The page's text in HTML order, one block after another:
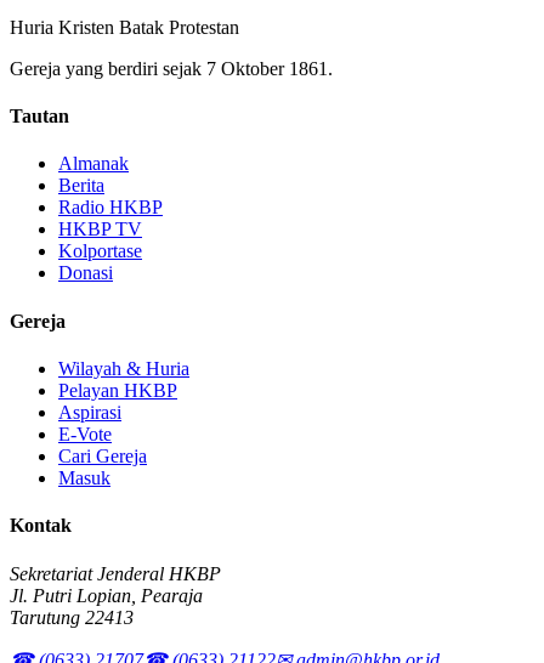
Huria Kristen Batak Protestan
Gereja yang berdiri sejak 7 Oktober 1861.
Tautan
Almanak
Berita
Radio HKBP
HKBP TV
Kolportase
Donasi
Gereja
Wilayah & Huria
Pelayan HKBP
Aspirasi
E-Vote
Cari Gereja
Masuk
Kontak
Sekretariat Jenderal HKBP
Jl. Putri Lopian, Pearaja
Tarutung 22413